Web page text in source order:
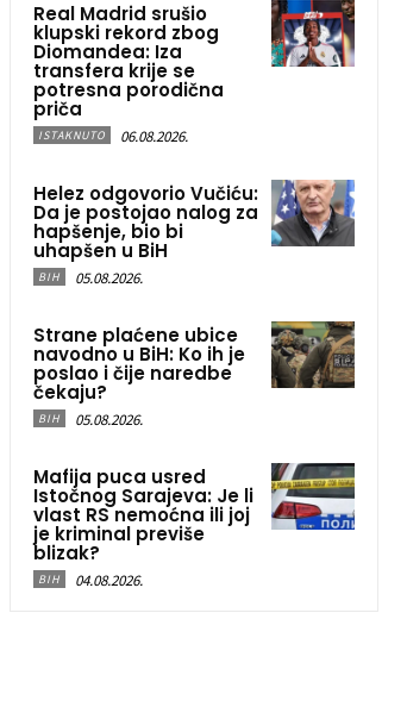
Real Madrid srušio
klupski rekord zbog
Diomandea: Iza
transfera krije se
potresna porodična
priča
ISTAKNUTO 06.08.2026.
Helez odgovorio Vučiću:
Da je postojao nalog za
hapšenje, bio bi
uhapšen u BiH
BIH 05.08.2026.
Strane plaćene ubice
navodno u BiH: Ko ih je
poslao i čije naredbe
čekaju?
BIH 05.08.2026.
Mafija puca usred
Istočnog Sarajeva: Je li
vlast RS nemoćna ili joj
je kriminal previše
blizak?
BIH 04.08.2026.